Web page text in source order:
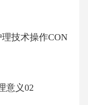
技术操作CON
意义02